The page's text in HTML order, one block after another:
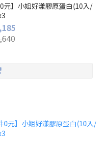
元】小姐好漾膠原蛋白(10入/